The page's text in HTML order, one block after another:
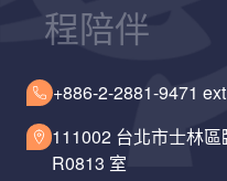
程陪伴
+886-2-2881-9471
111002 台北市士林
R0813 室